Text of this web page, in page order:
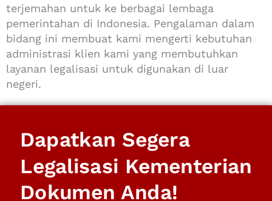
terjemahan untuk ke berbagai lembaga
pemerintahan di Indonesia. Pengalaman dalam
bidang ini membuat kami mengerti kebutuhan
administrasi klien kami yang membutuhkan
layanan legalisasi untuk digunakan di luar
negeri.
Dapatkan Segera
Legalisasi Kementerian
Dokumen Anda!